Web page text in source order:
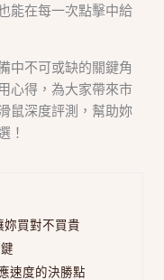
能在每一次點擊中給
中不可或缺的關鍵角
心得，為大家帶來市
鼠深度評測，幫助妳
！
妳買對不買貴
速度的決勝點